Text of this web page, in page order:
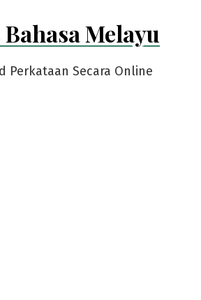
Melayu
Perkataan Secara Online